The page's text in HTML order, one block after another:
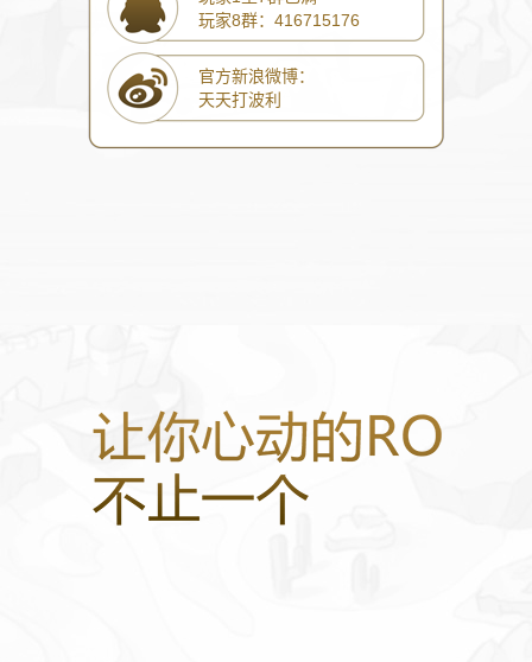
玩家8群：416715176
官方新浪微博：
天天打波利